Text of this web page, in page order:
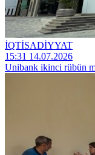
İQTİSADİYYAT
15:31 14.07.2026
Unibank ikinci rübün